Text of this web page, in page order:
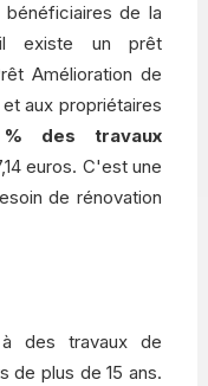
de la
il existe un prêt
Amélioration de
aux propriétaires
des travaux
euros. C'est une
de rénovation
des travaux de
de plus de 15 ans.